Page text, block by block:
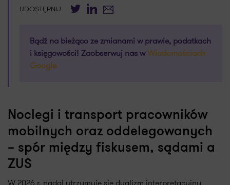
UDOSTĘPNIJ TwitterLinkedIn
E-mail
Bądź na bieżąco ze zmianami w prawie, podatkach
i księgowości! Zaobserwuj nas wWiadomościach
Google
Noclegi i transport pracowników
mobilnych oraz oddelegowanych
– spór między fiskusem, sądami a
ZUS